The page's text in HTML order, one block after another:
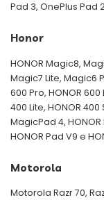
Pad 3, OnePlus Pad
Honor
HONOR Magic8,
Magic7 Lite, Magic6
600 Pro, HONOR 600
400 Lite, HONOR 400
MagicPad 4, HONOR
HONOR Pad V9 e
Motorola
Motorola Razr 70,